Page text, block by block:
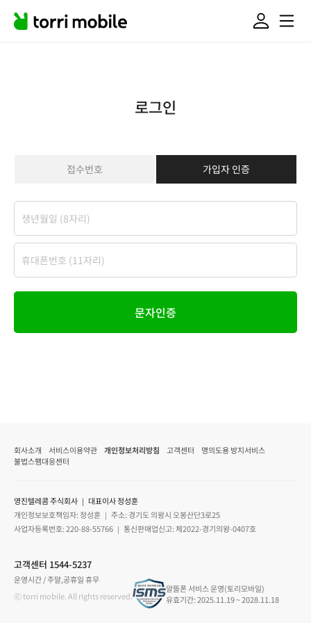
로그인
접수번호 가입자 인증
문자인증
회사소개 서비스이용약관 개인정보처리방침 고객센터
명의도용 방지서비스
불법스팸대응센터
영진텔레콤 주식회사 ｜ 대표이사 정성훈
개인정보보호책임자: 정성훈 ｜ 주소: 경기도 의왕시 오봉산단3로25
사업자등록번호: 220-88-55766 ｜ 통신판매업신고: 제2022-경기의왕-0407호
고객센터 1544-5237
운영시간 / 주말,공휴일 휴무
ⓒ torri mobile. All rights reserved.
알뜰폰 서비스 운영(토리모바일)
유효기간: 2025.11.19 ~ 2028.11.18